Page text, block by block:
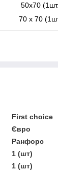
50х70
70 х 70
First choice
Євро
Ранфорс
1 (шт)
1 (шт)